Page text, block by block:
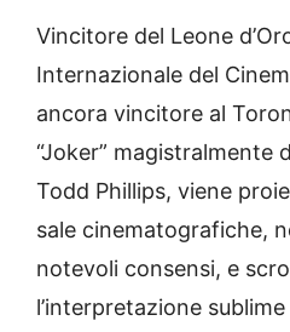
Vincitore del Leone
Internazionale del
ancora vincitore al
“Joker” magistralmente
Todd Phillips, viene
sale cinematografiche,
notevoli consensi, e
l’interpretazione